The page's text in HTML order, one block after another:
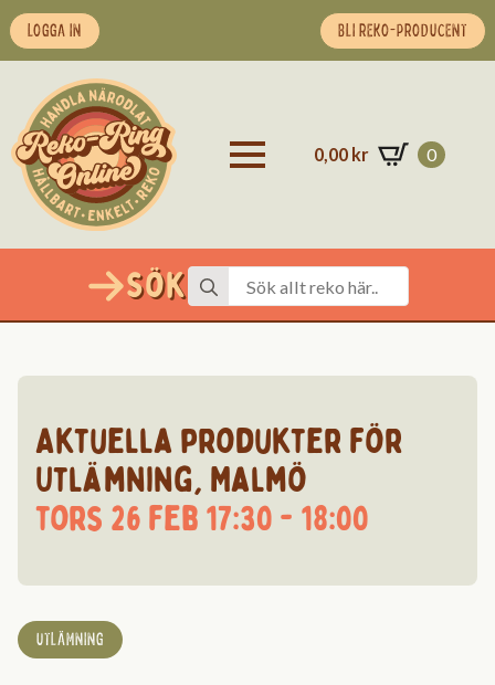
LOGGA IN BLI REKO-PRODUCENT
0,00 kr 0
Sök Search
for:
Aktuella produkter för
Utlämning, Malmö
tors 26 feb 17:30 - 18:00
UTLÄMNING